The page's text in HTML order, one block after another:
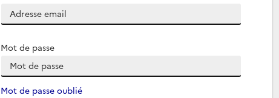
Mot de passe
Mot de passe oublié